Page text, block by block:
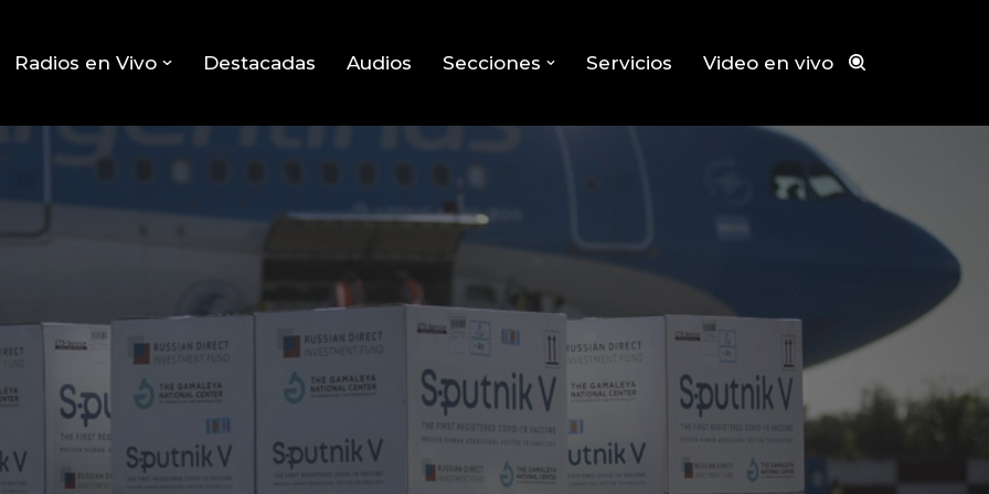
Radios en Vivo Destacadas Audios Secciones Servicios Video en vivo